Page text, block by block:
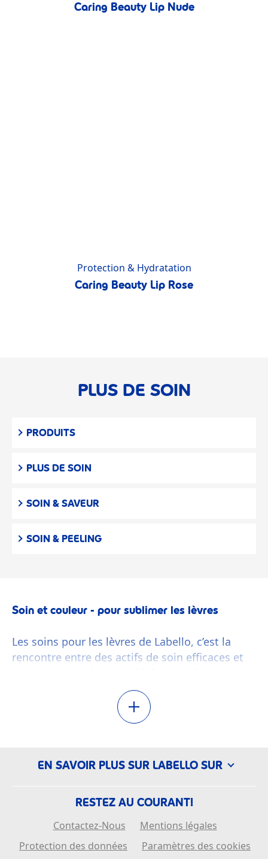
Caring Beauty Lip Nude
Protection & Hydratation
Caring Beauty Lip Rose
PLUS DE SOIN
PRODUITS
PLUS DE SOIN
SOIN & SAVEUR
SOIN & PEELING
Soin et couleur - pour sublimer les lèvres
Les soins pour les lèvres de Labello, c’est la
rencontre entre des actifs de soin efficaces et
font du bien, pour donner à ton soin des lèvres
un petit truc en plus. Une légère teinte donne
par exemple aux lèvres soignées une
les lèvres d'un éclat particulier.
RESTEZ AU COURANT!
Contactez-Nous
Mentions légales
Protection des données
Paramètres des cookies
EN SAVOIR PLUS SUR LABELLO SUR